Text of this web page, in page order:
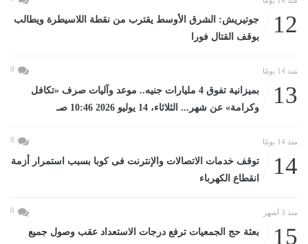
12
جوتيريش: الشرق الأوسط يقترب من نقطة اللاسيطرة ويطالب
بوقف القتال فورا
منذ 14 يومًا 0
13
بميزانية تفوق 4 مليارات جنيه.. موعد وآليات صرف «تكافل
وكرامة» عن شهر... الثلاثاء، 14 يوليو 2026 10:46 صـ
منذ 14 يومًا 0
14
توقف خدمات الاتصالات والإنترنت فى كوبا بسبب استمرار أزمة
انقطاع الكهرباء
منذ 3 أشهر 0
15 بعثة حج الجمعيات ترفع درجات الاستعداد عقب وصول جميع